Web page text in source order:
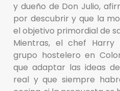
y dueño de Don Julio,
por descubrir y que la
el objetivo primordial de
Mientras, el chef Harry
grupo hostelero en
que adaptar las ideas
real y que siempre